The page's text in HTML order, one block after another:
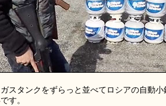
スタンクをずらっと並べてロシアの自動
す。